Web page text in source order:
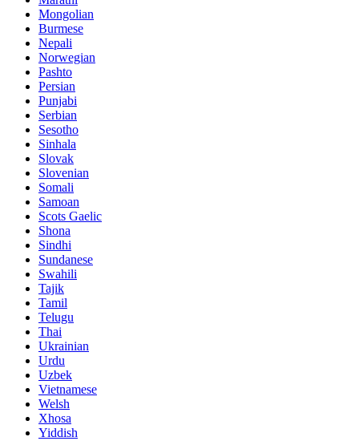
Mongolian
Burmese
Nepali
Norwegian
Pashto
Persian
Punjabi
Serbian
Sesotho
Sinhala
Slovak
Slovenian
Somali
Samoan
Scots Gaelic
Shona
Sindhi
Sundanese
Swahili
Tajik
Tamil
Telugu
Thai
Ukrainian
Urdu
Uzbek
Vietnamese
Welsh
Xhosa
Yiddish